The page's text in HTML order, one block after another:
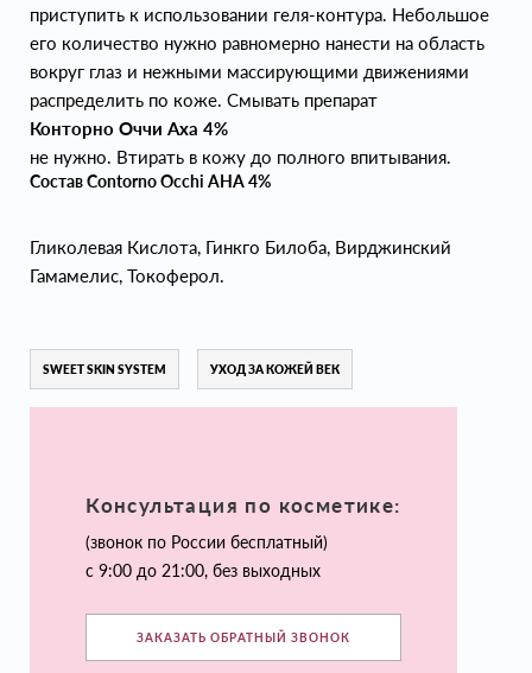
приступить к использовании геля-контура. Небольшое
его количество нужно равномерно нанести на область
вокруг глаз и нежными массирующими движениями
распределить по коже. Смывать препарат
Конторно Оччи Аха 4%
не нужно. Втирать в кожу до полного впитывания.
Состав Contorno Occhi AHA 4%
Гликолевая Кислота, Гинкго Билоба, Вирджинский
Гамамелис, Токоферол.
SWEET SKIN SYSTEM УХОД ЗА КОЖЕЙ ВЕК
Консультация по косметике:
(звонок по России бесплатный)
с 9:00 до 21:00, без выходных
ЗАКАЗАТЬ ОБРАТНЫЙ ЗВОНОК